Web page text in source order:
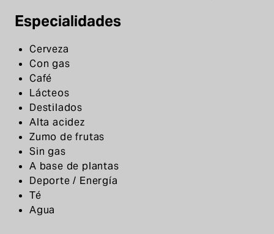
Especialidades
Cerveza
Con gas
Café
Lácteos
Destilados
Alta acidez
Zumo de frutas
Sin gas
A base de plantas
Deporte / Energía
Té
Agua